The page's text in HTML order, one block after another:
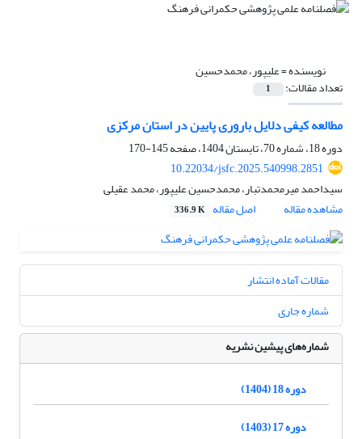
نویسنده =علیپور، محمدحسین
تعداد مقالات: 1
مطالعه کیفی دلایل باروری پایین در استان مرکزی
دوره 18، شماره 70، تابستان 1404، صفحه
145-170
10.22034/jsfc.2025.540998.2851
سیداحمد میرمحمدتبار، محمدحسین علیپور، محمد عقیلی
مشاهده مقاله
اصل مقاله 336.9 K
مقالات آماده انتشار
شماره جاری
شماره‌های پیشین نشریه
دوره 18 (1404)
دوره 17 (1403)